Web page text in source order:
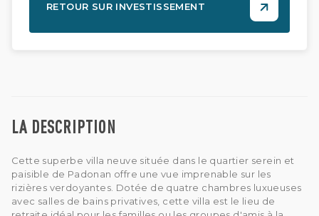
LA DESCRIPTION
Cette superbe villa neuve située dans le quartier serein et
paisible de Padonan offre une vue imprenable sur les
rizières verdoyantes. Dotée de quatre chambres luxueuses
avec salles de bains privatives, cette villa est le lieu de
RETOUR SUR INVESTISSEMENT